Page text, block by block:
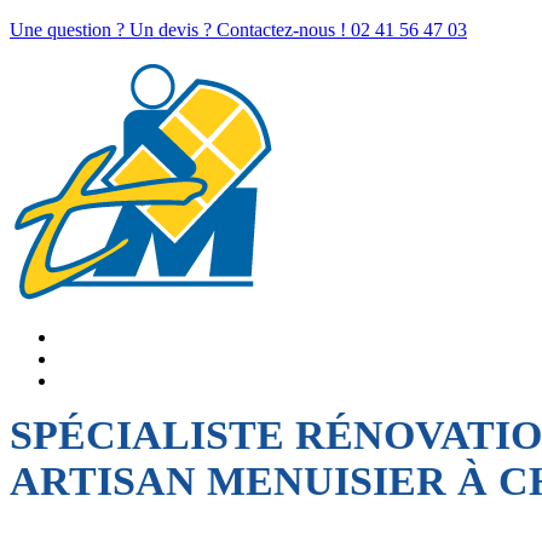
Une question ? Un devis ? Contactez-nous ! 02 41 56 47 03
SPÉCIALISTE
ARTISAN MENUISIER À